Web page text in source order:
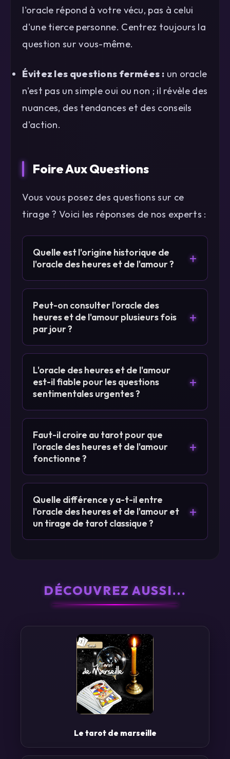
l'oracle répond à votre vécu, pas à celui
d'une tierce personne. Centrez toujours la
question sur vous-même.
Évitez les questions fermées : un oracle
n'est pas un simple oui ou non ; il révèle des
nuances, des tendances et des conseils
d'action.
Foire Aux Questions
Vous vous posez des questions sur ce
tirage ? Voici les réponses de nos experts :
Quelle est l'origine historique de
l'oracle des heures et de l'amour ?
+
Peut-on consulter l'oracle des
heures et de l'amour plusieurs fois
par jour ?
+
L'oracle des heures et de l'amour
est-il fiable pour les questions
sentimentales urgentes ?
+
Faut-il croire au tarot pour que
l'oracle des heures et de l'amour
fonctionne ?
+
Quelle différence y a-t-il entre
l'oracle des heures et de l'amour et
un tirage de tarot classique ?
+
DÉCOUVREZ AUSSI...
Le tarot de marseille